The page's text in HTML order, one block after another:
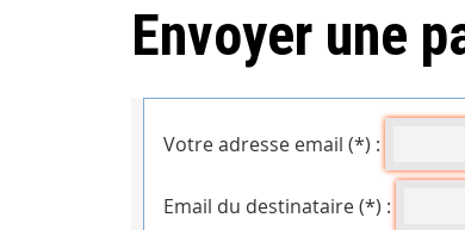
Envoyer une
Votre adresse email (*) :
Email du destinataire (*) :